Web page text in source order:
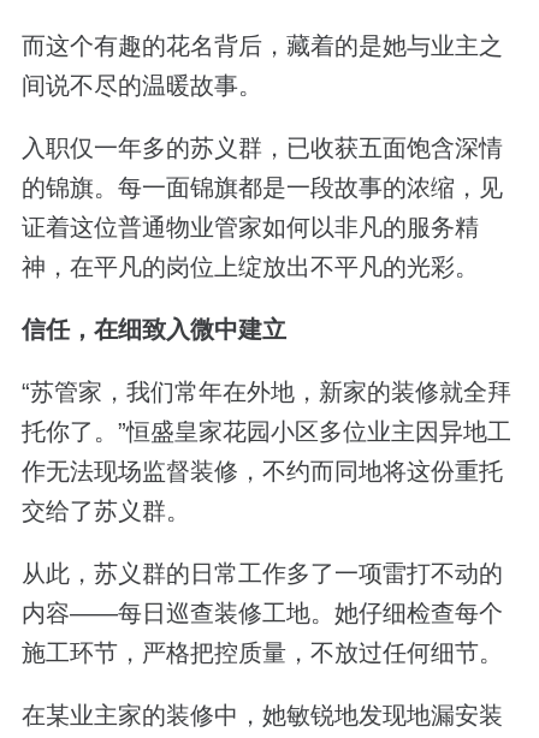
而这个有趣的花名背后，藏着的是她与业主之
间说不尽的温暖故事。
入职仅一年多的苏义群，已收获五面饱含深情
的锦旗。每一面锦旗都是一段故事的浓缩，见
证着这位普通物业管家如何以非凡的服务精
神，在平凡的岗位上绽放出不平凡的光彩。
信任，在细致入微中建立
“苏管家，我们常年在外地，新家的装修就全拜
托你了。”恒盛皇家花园小区多位业主因异地工
作无法现场监督装修，不约而同地将这份重托
交给了苏义群。
从此，苏义群的日常工作多了一项雷打不动的
内容——每日巡查装修工地。她仔细检查每个
施工环节，严格把控质量，不放过任何细节。
在某业主家的装修中，她敏锐地发现地漏安装